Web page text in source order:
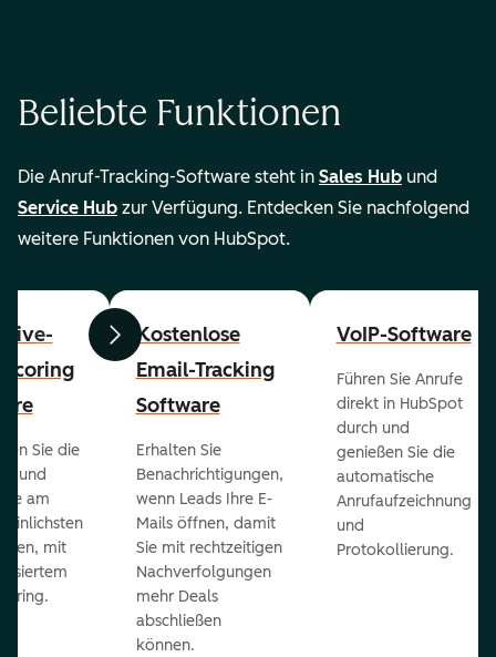
Beliebte Funktionen
Die Anruf-Tracking-Software steht in Sales Hub und
Service Hub zur Verfügung. Entdecken Sie nachfolgend
weitere Funktionen von HubSpot.
ZurückWeiter
Sie die
und
am
mit
Kostenlose
Email-Tracking
Software
Erhalten Sie
Benachrichtigungen,
wenn Leads Ihre E-
Mails öffnen, damit
Sie mit rechtzeitigen
Nachverfolgungen
mehr Deals
abschließen
können.
VoIP-Software
Führen Sie Anrufe
direkt in HubSpot
durch und
genießen Sie die
automatische
Anrufaufzeichnung
und
Protokollierung.